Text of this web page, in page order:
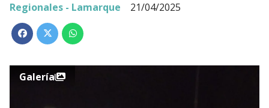
Regionales - Lamarque
21/04/2025
Galería